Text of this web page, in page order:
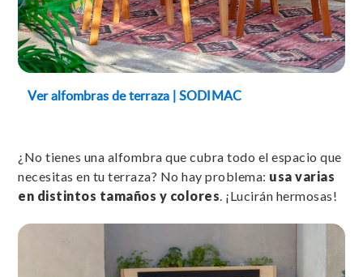
Ver alfombras de terraza | SODIMAC
¿No tienes una alfombra que cubra todo el espacio que
necesitas en tu terraza? No hay problema: usa varias
en distintos tamaños y colores. ¡Lucirán hermosas!